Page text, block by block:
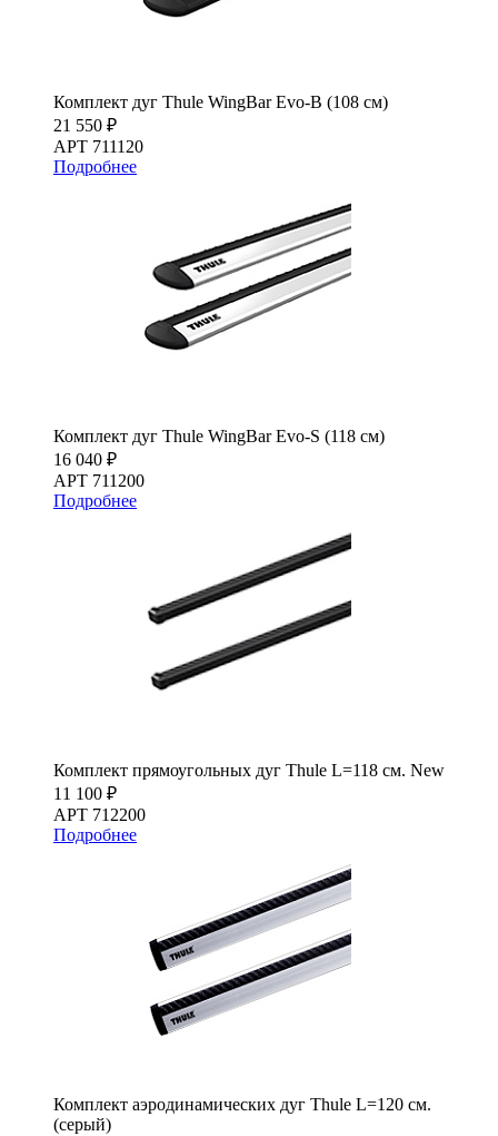
Комплект дуг Thule WingBar Evo-B (108 см)
21 550 ₽
АРТ 711120
Подробнее
Комплект дуг Thule WingBar Evo-S (118 см)
16 040 ₽
АРТ 711200
Подробнее
Комплект прямоугольных дуг Thule L=118 см. New
11 100 ₽
АРТ 712200
Подробнее
Комплект аэродинамических дуг Thule L=120 см.
(серый)